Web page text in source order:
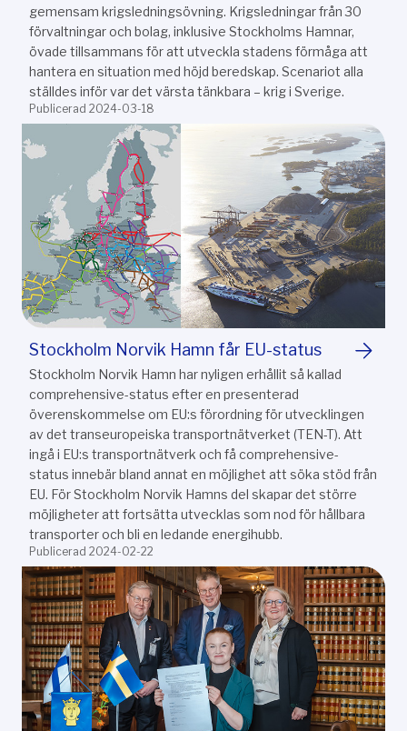
gemensam krigsledningsövning. Krigsledningar från 30
förvaltningar och bolag, inklusive Stockholms Hamnar,
övade tillsammans för att utveckla stadens förmåga att
hantera en situation med höjd beredskap. Scenariot alla
ställdes inför var det värsta tänkbara – krig i Sverige.
Publicerad 2024-03-18
Stockholm Norvik Hamn får EU-status
Stockholm Norvik Hamn har nyligen erhållit så kallad
comprehensive-status efter en presenterad
överenskommelse om EU:s förordning för utvecklingen
av det transeuropeiska transportnätverket (TEN-T). Att
ingå i EU:s transportnätverk och få comprehensive-
status innebär bland annat en möjlighet att söka stöd från
EU. För Stockholm Norvik Hamns del skapar det större
möjligheter att fortsätta utvecklas som nod för hållbara
transporter och bli en ledande energihubb.
Publicerad 2024-02-22